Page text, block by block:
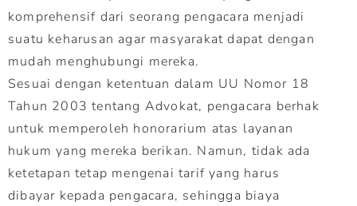
komprehensif dari seorang pengacara menjadi
suatu keharusan agar masyarakat dapat dengan
mudah menghubungi mereka.
Sesuai dengan ketentuan dalam UU Nomor 18
Tahun 2003 tentang Advokat, pengacara berhak
untuk memperoleh honorarium atas layanan
hukum yang mereka berikan. Namun, tidak ada
ketetapan tetap mengenai tarif yang harus
dibayar kepada pengacara, sehingga biaya